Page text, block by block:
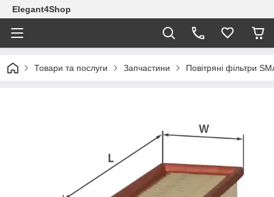
Elegant4Shop
Товари та послуги Запчастини Повітряні фільтри